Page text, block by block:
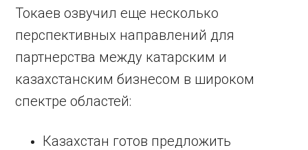
Токаев озвучил еще несколько
перспективных направлений для
партнерства между катарским и
казахстанским бизнесом в широком
спектре областей:
Казахстан готов предложить